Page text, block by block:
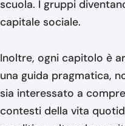
scuola. I gruppi
capitale sociale.
Inoltre, ogni capitolo è
una guida pragmatica,
sia interessato a
contesti della vita